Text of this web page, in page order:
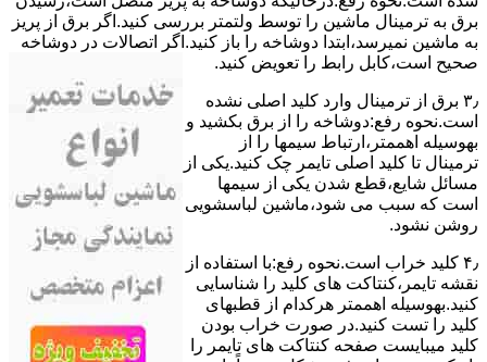
ﺑﺮق ﺑﻪ ﺗﺮﻣﯿﻨﺎل ﻣﺎﺷﯿﻦ را ﺗﻮﺳﻂ ولتمتر بررسی ﮐﻨﯿﺪ.اﮔﺮ ﺑﺮق از ﭘﺮﯾﺰ
ﺑﻪ ﻣﺎﺷﯿﻦ نمیرسد،اﺑﺘﺪا دوشاخه را باز کنید.اﮔﺮ اﺗﺼﺎﻻت در دوشاخه
ﺻﺤﯿﺢ اﺳﺖ،ﮐﺎﺑﻞ راﺑﻂ را ﺗﻌﻮﯾﺾ کنید.
۳٫ ﺑﺮق از ﺗﺮﻣﯿﻨﺎل وارد ﮐﻠﯿﺪ اﺻﻠﯽ ﻧﺸﺪه
است.نحوه رﻓﻊ:دوشاخه را از ﺑﺮق بکشید و
بهوسیله اهممتر،ارﺗﺒﺎط سیمها را از
ﺗﺮﻣﯿﻨﺎل ﺗﺎ ﮐﻠﯿﺪ اﺻﻠﯽ ﺗﺎﯾﻤﺮ چک کنید.یکی از
مسائل شایع،ﻗﻄﻊ شدن ﯾﮑﯽ از سیمها
است که سبب می شود،ﻣﺎﺷﯿﻦ لباسشویی
روﺷﻦ نشود.
۴٫ ﮐﻠﯿﺪ ﺧﺮاب اﺳﺖ.نحوه رفع:ﺑﺎ اﺳﺘﻔﺎده از
ﻧﻘﺸﻪ ﺗﺎﯾﻤﺮ،ﮐﻨﺘﺎﮐﺖ ﻫﺎی ﮐﻠﯿﺪ را ﺷﻨﺎﺳﺎﯾﯽ
کنید.بهوسیله اهممتر هرکدام از قطبهای
ﮐﻠﯿﺪ را ﺗﺴﺖ ﮐﻨﯿﺪ.در ﺻﻮرت ﺧﺮاب ﺑﻮدن
ﮐﻠﯿﺪ میبایست ﺻﻔﺤﻪ ﮐﻨﺘﺎﮐﺖ ﻫﺎی ﺗﺎﯾﻤﺮ را